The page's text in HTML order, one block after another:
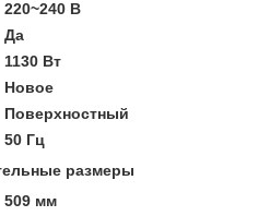
220~240 В
Да
1130 Вт
Новое
Поверхностный
50 Гц
размеры
509 мм